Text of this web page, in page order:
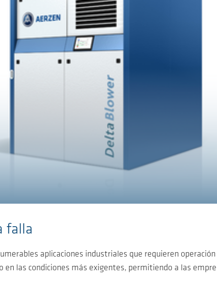
falla
aplicaciones industriales que requieren
las condiciones más exigentes, permitiendo a las